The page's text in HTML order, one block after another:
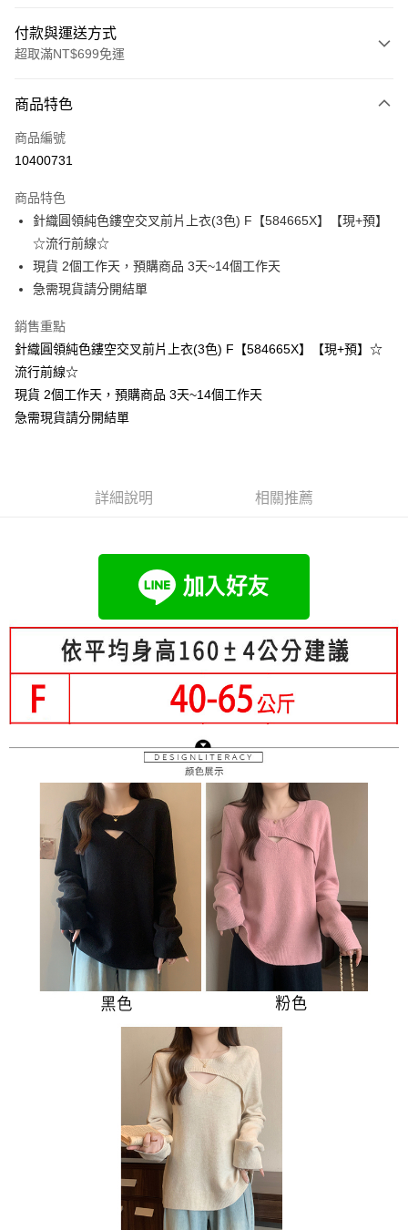
付款與運送方式
超取滿NT$699免運
信用卡一次付款
超商取貨付款
Apple Pay
街口支付
悠遊付
Google Pay
全支付
大哥付你分期
2.付款方式選擇「大哥付你分期」，訂單成立後會自動跳轉到大哥付的交易
4.訂單成立30分鐘內，如未前往確認交易或遇審核未通過，訂單將自動取
消。如遇「轉專審核」未通過狀況，表示未達大哥付你分期系統評分，恕無
1.分期款項不併入電信帳單，「大哥付你分期」於每月結算日後寄送繳費提
醒簡訊。
2.透過簡訊連結打開帳單後，可選擇「超商條碼／台灣大直營門市／銀行轉
帳／街口支付／iPASS MONEY」等通路繳費。
1.本服務係由「台灣大哥大股份有限公司」（以下簡稱本公司）所提供，讓
用戶於交易時，得透過本服務購買商品或服務，並由商店將買賣／分期付款
買賣價金債權讓與本公司後，依約使用本公司帳單繳交帳款。
2.基於同意付款使用「大哥付你分期」之契約關係目的，商店將以您的個人
資料（包含姓名、電話或地址）提供予台灣大哥大進項蒐集、處理及利用，
由本公司與您本人進行分期帳單所需資料之確認、核對及更正。
3.完整用戶服務條款，請詳閱以下連結：
https://oppay.tw/userRule
１．簡單：不需註冊會員、不需綁卡、不需儲值。
２．便利：只要手機號碼，簡訊認證，即可結帳。
３．安心：先確認商品／服務後，再付款。
【「AFTEE先享後付」結帳流程】
１．於結帳方式選擇「AFTEE先享後付」後，將跳轉至「AFTEE先享後付」
結帳頁面，進行簡訊認證並確認金額後，即可完成結帳。
２．訂單成立數日內，您將收到繳費通知簡訊。
３．收到繳費通知簡訊後14天內，點擊此簡訊中的連結，可透過四大超商／
ATM／網路銀行／等多元方式進行付款，方視為交易完成。
購買商品的店家。未經商家同意取消之訂單仍視為有效，需透過AFTEE先享
※ 交易是否成功請以「AFTEE先享後付 」之結帳頁面顯示為準，若有關於
是否繳費成功／繳費後需取消欲退款等相關疑問，請聯繫「AFTEE先享後付
客戶支援中心」https://netprotections.freshdesk.com/support/home
【注意事項】
１．透過由恩沛科技股份有限公司提供之「AFTEE先享後付」服務完成之交
易，需依本服務之必要範圍內提供個人資料，並將交易相關給付款項請求債
權轉讓予恩沛科技股份有限公司。
２．關於個人資料處理事宜，請瀏覽以下網址：
https://aftee.tw/terms/#terms3
３．未成年的使用者請事先徵得法定代理人或監護人之同意方可使用
「AFTEE先享後付」，若未經同意申辦者引起之損失，本公司不負相關責
４．使用「AFTEE先享後付」時，將依據個別帳號之用戶狀況，依本公司即
時審查核予不同之上限額度；若仍有額度不足之情形，本公司將視審查結果
請求用戶進行身份認證。
５．嚴禁一人註冊多個帳號或使用他人資訊註冊。若發現惡意使用之情形，
恩沛科技股份有限公司將有權停止該用戶之使用額度並採取法律行動。
「Hami Point」為中華電信所提供之點數服務，可於會員專區綁定中華電信
會員帳號後，即可在購物車使用 Hami Point 折抵消費金額 (1點等於1元)。
運送方式
全家付款取貨
每筆NT$80，滿NT$699(含以上)免運費
付款後全家取貨
每筆NT$80，滿NT$699(含以上)免運費
每筆NT$80，滿NT$699(含以上)免運費
7-11付款取貨
每筆NT$80，滿NT$699(含以上)免運費
付款後7-11取貨
每筆NT$80，滿NT$699(含以上)免運費
每筆NT$70，滿NT$699(含以上)免運費
每筆NT$90，滿NT$699(含以上)免運費
商品特色
商品編號
10400731
商品特色
針織圓領純色鏤空交叉前片上衣(3色) F【584665X】【現+預】
☆流行前線☆
現貨 2個工作天，預購商品 3天~14個工作天
急需現貨請分開結單
銷售重點
針織圓領純色鏤空交叉前片上衣(3色) F【584665X】【現+預】☆
流行前線☆
現貨 2個工作天，預購商品 3天~14個工作天
急需現貨請分開結單
詳細說明 相關推薦